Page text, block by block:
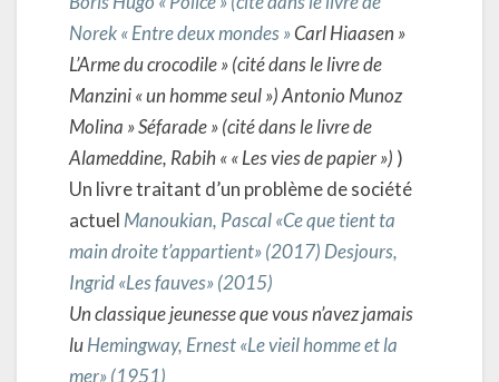
Norek « Entre deux mondes »Carl Hiaasen »
L’Arme du crocodile » (cité dans le livre de
Manzini « un homme seul »)Antonio Munoz
Molina » Séfarade » (cité dans le livre de
Alameddine, Rabih « « Les vies de papier ») )
Un livre traitant d’un problème de société
actuel Manoukian, Pascal «Ce que tient ta
main droite t’appartient» (2017) Desjours,
Ingrid «Les fauves» (2015)
Un classique jeunesse que vous n’avez jamais
luHemingway, Ernest «Le vieil homme et la
mer» (1951)